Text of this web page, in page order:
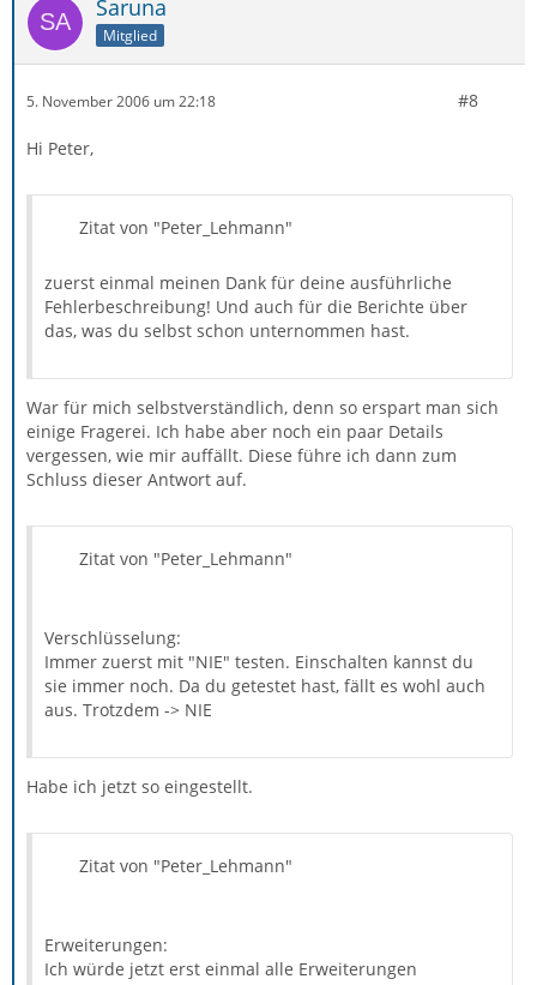
Saruna
Mitglied
5. November 2006 um 22:18 #8
Hi Peter,
Zitat von "Peter_Lehmann"
zuerst einmal meinen Dank für deine ausführliche
Fehlerbeschreibung! Und auch für die Berichte über
das, was du selbst schon unternommen hast.
War für mich selbstverständlich, denn so erspart man sich
einige Fragerei. Ich habe aber noch ein paar Details
vergessen, wie mir auffällt. Diese führe ich dann zum
Schluss dieser Antwort auf.
Zitat von "Peter_Lehmann"
Verschlüsselung:
Immer zuerst mit "NIE" testen. Einschalten kannst du
sie immer noch. Da du getestet hast, fällt es wohl auch
aus. Trotzdem -> NIE
Habe ich jetzt so eingestellt.
Zitat von "Peter_Lehmann"
Erweiterungen:
Ich würde jetzt erst einmal alle Erweiterungen